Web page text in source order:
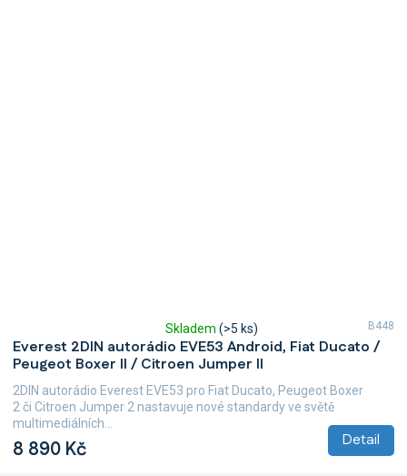
Everest 2DIN autorádio EVE53 Android, Fiat Ducato /
Peugeot Boxer II / Citroen Jumper II
hodnocení
produktu
je
5,0
z
hvězdiček.
Skladem (>5 ks)
8 890 Kč Detail
2DIN autorádio Everest EVE53 pro Fiat Ducato, Peugeot Boxer
2 či Citroen Jumper 2 nastavuje nové standardy ve světě
multimediálních...
B448